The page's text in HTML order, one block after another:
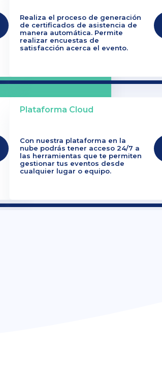
Realiza el proceso de generación
de certificados de asistencia de
manera automática. Permite
realizar encuestas de
satisfacción acerca el evento.
Plataforma Cloud
Con nuestra plataforma en la
nube podrás tener acceso 24/7 a
las herramientas que te permiten
gestionar tus eventos desde
cualquier lugar o equipo.